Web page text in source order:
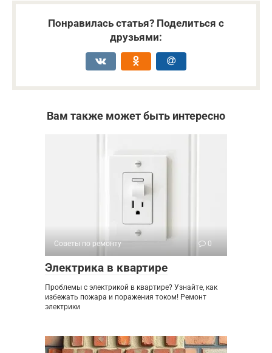
Понравилась статья? Поделиться с
друзьями:
Вам также может быть интересно
Советы по ремонту 0
Электрика в квартире
Проблемы с электрикой в квартире? Узнайте, как
избежать пожара и поражения током! Ремонт
электрики